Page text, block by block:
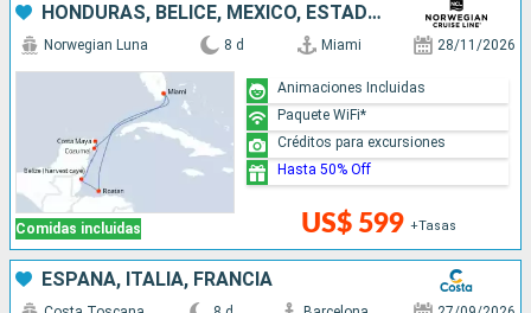
HONDURAS, BELICE, MÉXICO, ESTADOS UNIDOS
Comidas incluidas
Norwegian Luna 8 d Miami 28/11/2026
US$ 599 +Tasas
Animaciones Incluidas
Paquete WiFi*
Créditos para excursiones
Hasta 50% Off
ESPAÑA, ITALIA, FRANCIA